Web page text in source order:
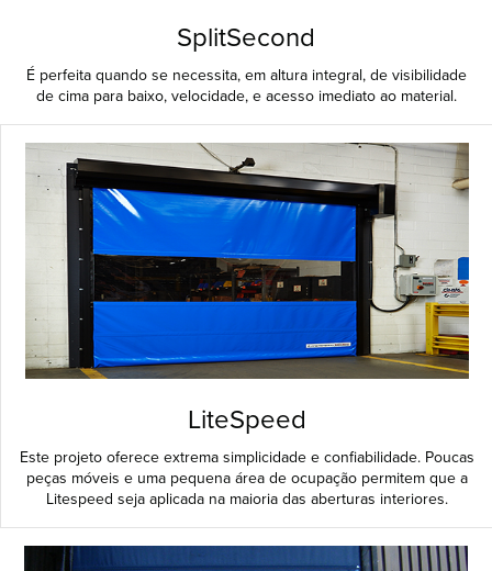
SplitSecond
É perfeita quando se necessita, em altura integral, de visibilidade
de cima para baixo, velocidade, e acesso imediato ao material.
LiteSpeed
Este projeto oferece extrema simplicidade e confiabilidade. Poucas
peças móveis e uma pequena área de ocupação permitem que a
Litespeed seja aplicada na maioria das aberturas interiores.